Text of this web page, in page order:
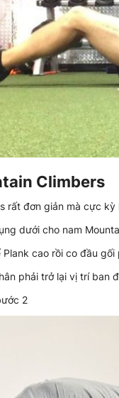
Climbers
rất đơn giản mà cực
dưới cho nam
cao rồi co đầu
phải trở lại vị trí ban
2